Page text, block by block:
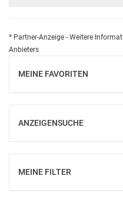
* Partner-Anzeige - Weitere
Anbieters
MEINE FAVORITEN
EINBLENDEN
ANZEIGENSUCHE
EINBLENDEN
MEINE FILTER
EINBLENDEN